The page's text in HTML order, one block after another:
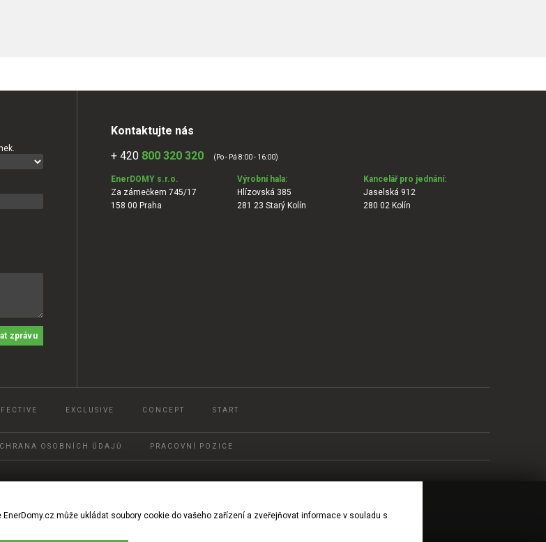
může ukládat soubory cookie do vašeho zařízení a zveřejňovat informace v souladu s
zprávu
Kontaktujte nás
+ 420 800 320 320 (Po - Pá 8:00 - 16:00)
EnerDOMY s.r.o.
Za zámečkem 745/17
158 00 Praha
Výrobní hala:
Hlízovská 385
281 23 Starý Kolín
Kancelář pro jednání:
Jaselská 912
280 02 Kolín
EXCLUSIVE CONCEPT START
OSOBNÍCH ÚDAJŮ PRACOVNÍ POZICE